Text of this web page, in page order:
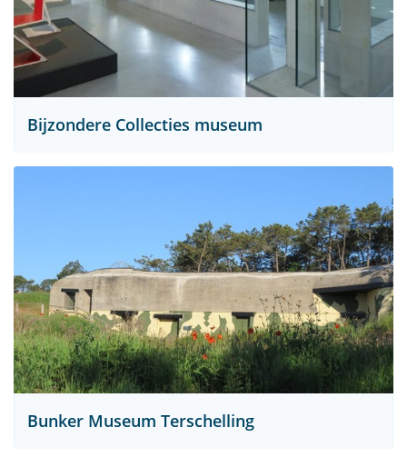
Bijzondere Collecties museum
Bunker Museum Terschelling